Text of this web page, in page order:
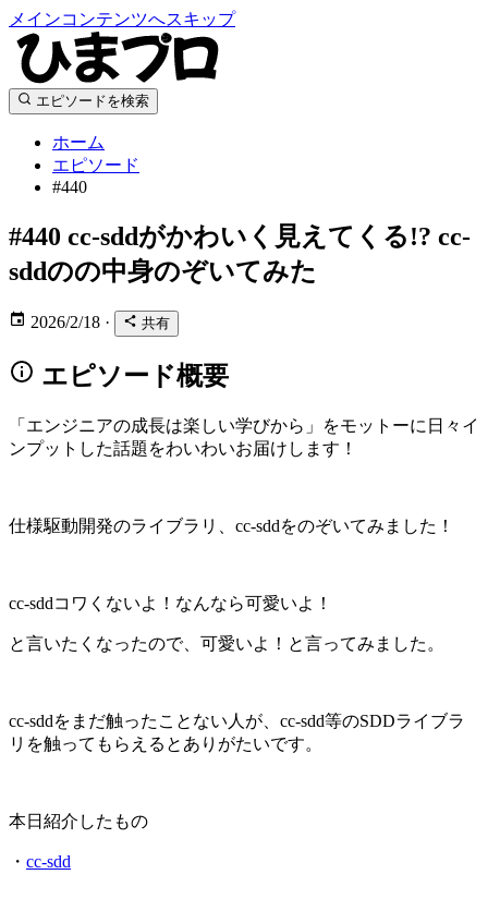
メインコンテンツへスキップ
エピソードを検索
ホーム
エピソード
#440
#440 cc-sddがかわいく見えてくる!? cc-
sddのの中身のぞいてみた
2026/2/18 · 共有
エピソード概要
「エンジニアの成長は楽しい学びから」をモットーに日々イ
ンプットした話題をわいわいお届けします！
仕様駆動開発のライブラリ、cc-sddをのぞいてみました！
cc-sddコワくないよ！なんなら可愛いよ！
と言いたくなったので、可愛いよ！と言ってみました。
cc-sddをまだ触ったことない人が、cc-sdd等のSDDライブラ
リを触ってもらえるとありがたいです。
本日紹介したもの
・ cc-sdd